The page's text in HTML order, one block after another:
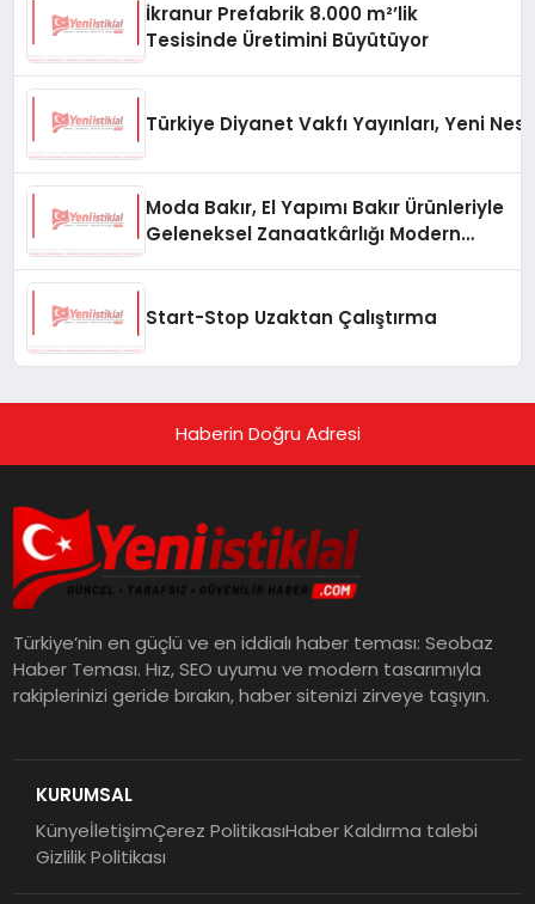
İkranur Prefabrik 8.000 m²’lik
Tesisinde Üretimini Büyütüyor
Türkiye Diyanet Vakfı Yayınları, Yeni
Moda Bakır, El Yapımı Bakır Ürünleriyle
Geleneksel Zanaatkârlığı Modern
Start-Stop Uzaktan Çalıştırma
Haberin Doğru Adresi
Türkiye’nin en güçlü ve en iddialı haber teması: Seobaz
Haber Teması. Hız, SEO uyumu ve modern tasarımıyla
rakiplerinizi geride bırakın, haber sitenizi zirveye taşıyın.
KURUMSAL
KünyeİletişimÇerez PolitikasıHaber Kaldırma talebi
Gizlilik Politikası